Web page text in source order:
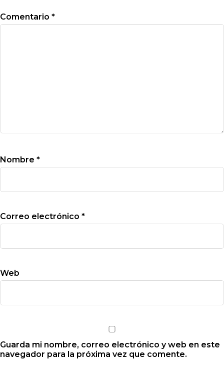
Comentario *
Nombre *
Correo electrónico *
Web
Guarda mi nombre, correo electrónico y web en este
navegador para la próxima vez que comente.